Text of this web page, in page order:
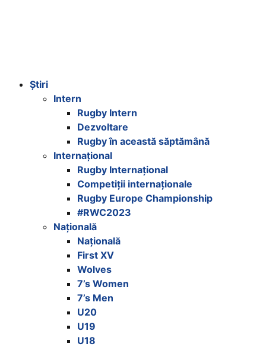
Știri
Intern
Rugby Intern
Dezvoltare
Rugby în această săptămână
Internațional
Rugby Internațional
Competiții internaționale
Rugby Europe Championship
#RWC2023
Națională
Națională
First XV
Wolves
7’s Women
7’s Men
U20
U19
U18